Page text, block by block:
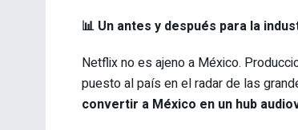
📊 Un antes y después para la
Netflix no es ajeno a México.
puesto al país en el radar de las
convertir a México en un hub